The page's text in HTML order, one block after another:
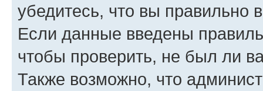
убедитесь, что вы правильно
Если данные введены
чтобы проверить, не был ли
Также возможно, что